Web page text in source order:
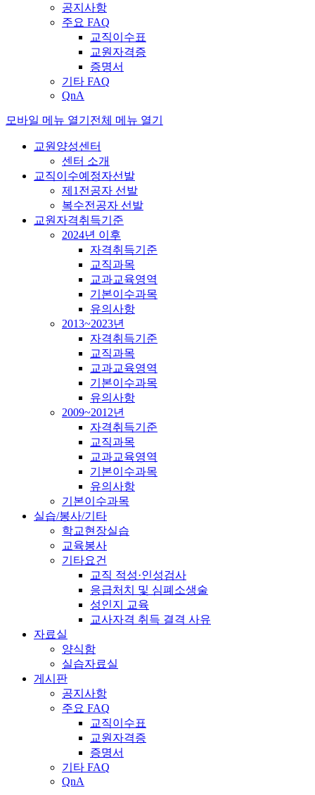
공지사항
주요 FAQ
교직이수표
교원자격증
증명서
기타 FAQ
QnA
모바일 메뉴 열기 전체 메뉴 열기
교원양성센터
센터 소개
교직이수예정자선발
제1전공자 선발
복수전공자 선발
교원자격취득기준
2024년 이후
자격취득기준
교직과목
교과교육영역
기본이수과목
유의사항
2013~2023년
자격취득기준
교직과목
교과교육영역
기본이수과목
유의사항
2009~2012년
자격취득기준
교직과목
교과교육영역
기본이수과목
유의사항
기본이수과목
실습/봉사/기타
학교현장실습
교육봉사
기타요건
교직 적성·인성검사
응급처치 및 심폐소생술
성인지 교육
교사자격 취득 결격 사유
자료실
양식함
실습자료실
게시판
공지사항
주요 FAQ
교직이수표
교원자격증
증명서
기타 FAQ
QnA